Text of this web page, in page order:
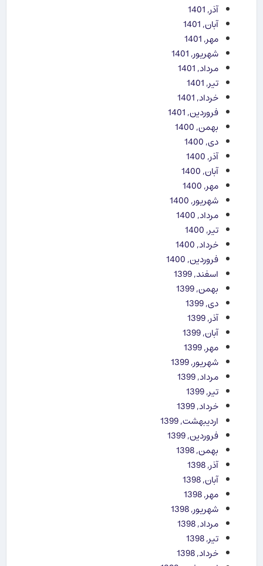
آذر, 1401
آبان, 1401
مهر, 1401
شهریور, 1401
مرداد, 1401
تیر, 1401
خرداد, 1401
فروردین, 1401
بهمن, 1400
دی, 1400
آذر, 1400
آبان, 1400
مهر, 1400
شهریور, 1400
مرداد, 1400
تیر, 1400
خرداد, 1400
فروردین, 1400
اسفند, 1399
بهمن, 1399
دی, 1399
آذر, 1399
آبان, 1399
مهر, 1399
شهریور, 1399
مرداد, 1399
تیر, 1399
خرداد, 1399
اردیبهشت, 1399
فروردین, 1399
بهمن, 1398
آذر, 1398
آبان, 1398
مهر, 1398
شهریور, 1398
مرداد, 1398
تیر, 1398
خرداد, 1398